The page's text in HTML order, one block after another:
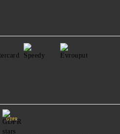
GDPR